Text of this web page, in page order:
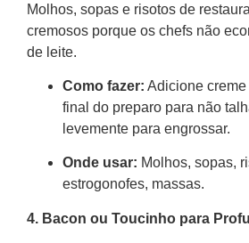
Molhos, sopas e risotos de
cremosos porque os chefs não
de leite.
Como fazer: Adicione
final do preparo para não
levemente para engrossar.
Onde usar: Molhos, sopas,
estrogonofes, massas.
4. Bacon ou Toucinho para